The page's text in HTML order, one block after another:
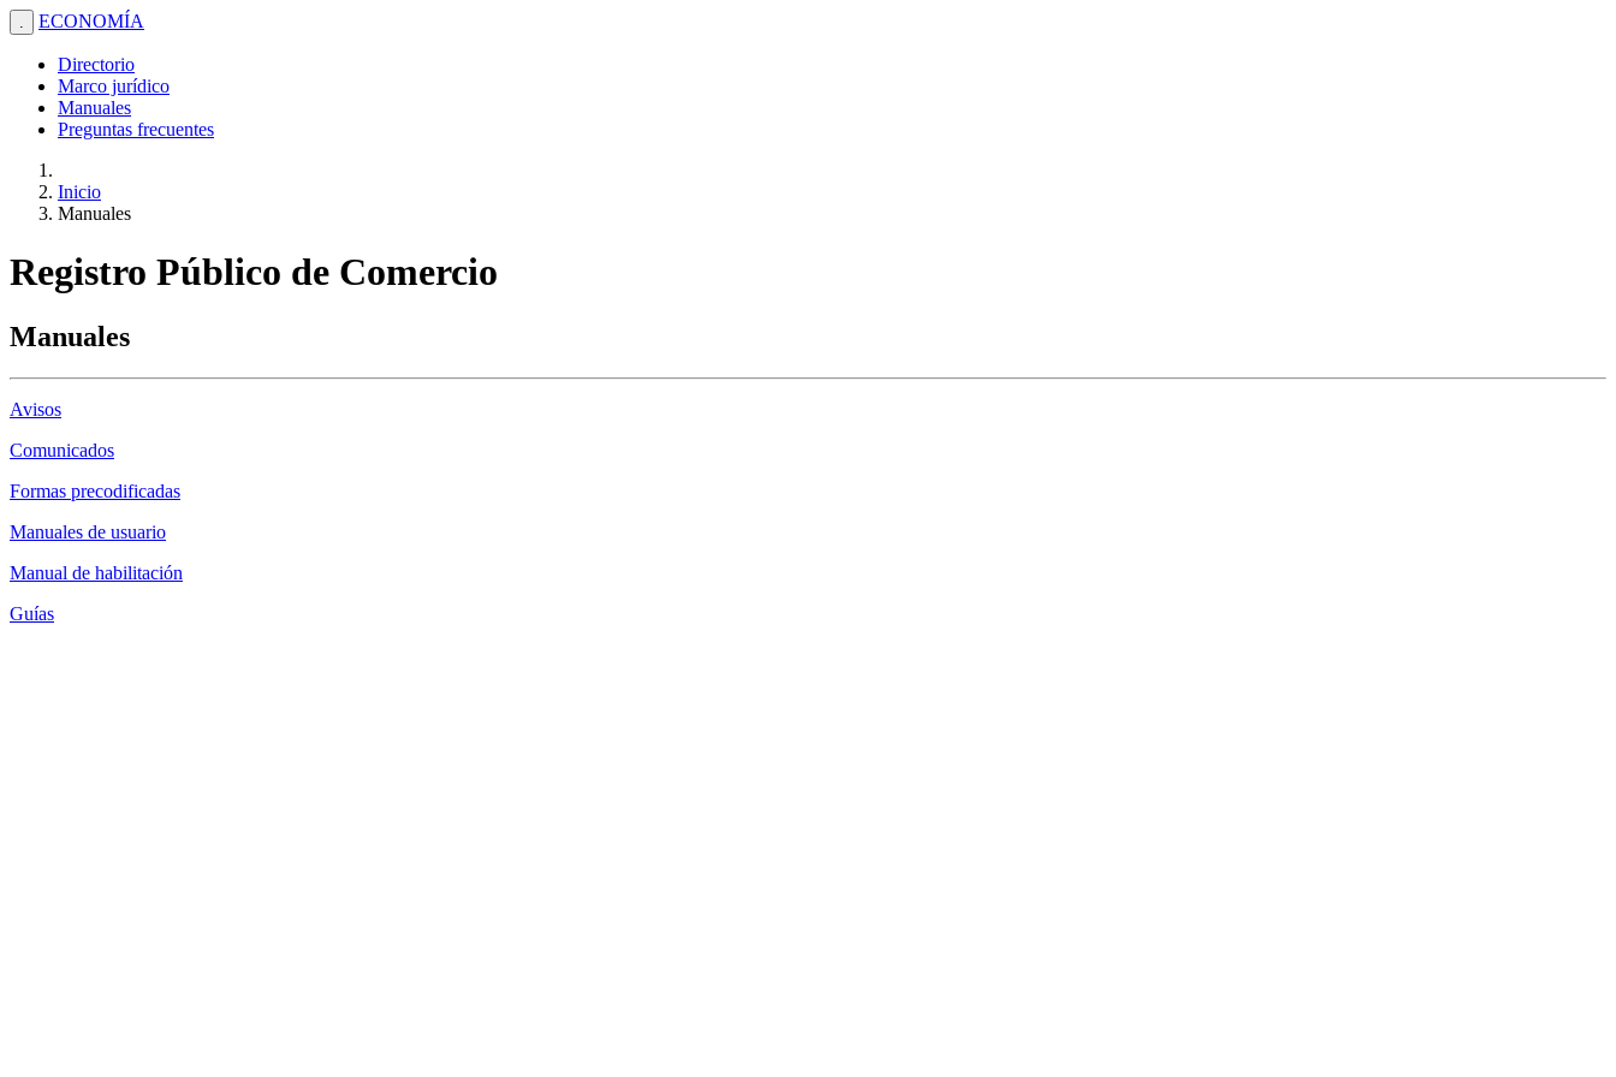
. ECONOMÍA
Directorio
Marco jurídico
Manuales
Preguntas frecuentes
Inicio
Manuales
Registro Público de Comercio
Manuales
Avisos
Comunicados
Formas precodificadas
Manuales de usuario
Manual de habilitación
Guías